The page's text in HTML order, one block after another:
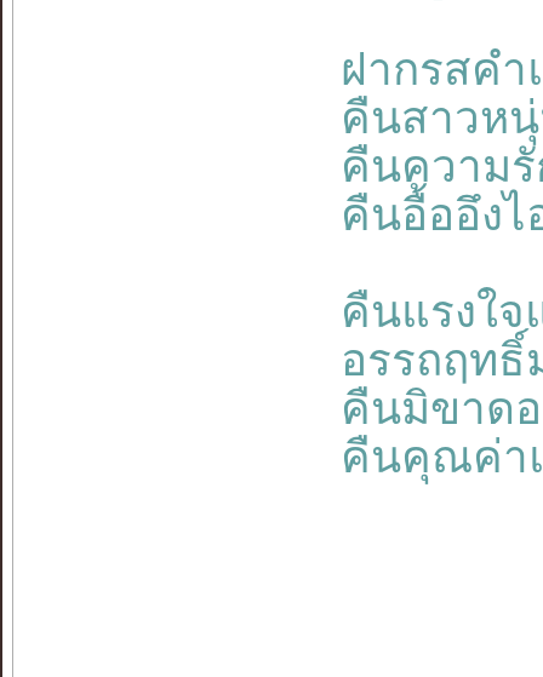
ฝากรสค
คืนสาวห
คืนความรั
คืนอื้ออึงไ
คืนแรงใจ
อรรถฤท
คืนมิขาด
คืนคุณค่า